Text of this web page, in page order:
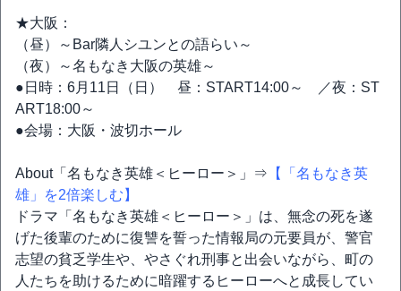
★大阪：
（昼）～Bar隣人シユンとの語らい～
（夜）～名もなき大阪の英雄～
●日時：6月11日（日） 昼：START14:00～ ／夜：ST
ART18:00～
●会場：大阪・波切ホール
About「名もなき英雄＜ヒーロー＞」⇒ 【「名もなき英
雄」を2倍楽しむ】
ドラマ「名もなき英雄＜ヒーロー＞」は、無念の死を遂
げた後輩のために復讐を誓った情報局の元要員が、警官
志望の貧乏学生や、やさぐれ刑事と出会いながら、町の
人たちを助けるために暗躍するヒーローへと成長してい